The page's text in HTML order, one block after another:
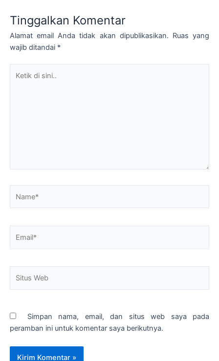
Tinggalkan Komentar
Alamat email Anda tidak akan dipublikasikan. Ruas yang
wajib ditandai *
Simpan nama, email, dan situs web saya pada
peramban ini untuk komentar saya berikutnya.